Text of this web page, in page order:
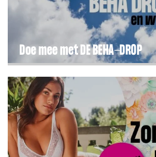
Doe mee met DE BEHA-DROP